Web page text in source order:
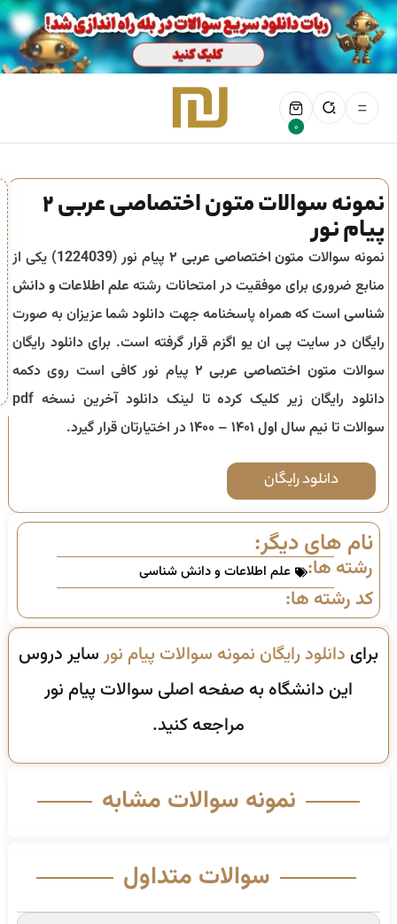
0
نمونه سوالات متون اختصاصی عربی ۲
پیام نور
نمونه سوالات متون اختصاصی عربی ۲ پیام نور (1224039) یکی از
منابع ضروری برای موفقیت در امتحانات رشته علم اطلاعات و دانش
شناسی است که همراه پاسخنامه جهت دانلود شما عزیزان به صورت
رایگان در سایت پی ان یو اگزم قرار گرفته است. برای دانلود رایگان
سوالات متون اختصاصی عربی ۲
پیام نور کافی است روی دکمه
دانلود رایگان زیر کلیک کرده تا لینک دانلود آخرین نسخه pdf
سوالات تا نیم سال اول ۱۴۰۱ – ۱۴۰۰ در اختیارتان قرار گیرد.
دانلود رایگان
نام های دیگر:
رشته ها: علم اطلاعات و دانش شناسی
کد رشته ها:
برای دانلود رایگان نمونه سوالات پیام نورسایر دروس
این دانشگاه به صفحه اصلی سوالات پیام نور
مراجعه کنید.
نمونه سوالات مشابه
سوالات متداول